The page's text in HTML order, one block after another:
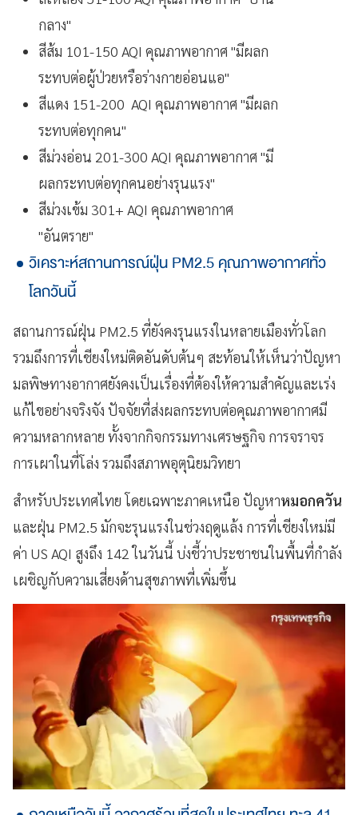
กลาง"
สีส้ม 101-150 AQI คุณภาพอากาศ "มีผลก
ระทบต่อผู้ป่วยหรือร่างกายอ่อนแอ"
สีแดง 151-200 AQI คุณภาพอากาศ "มีผลก
ระทบต่อทุกคน"
สีม่วงอ่อน 201-300 AQI คุณภาพอากาศ "มี
ผลกระทบต่อทุกคนอย่างรุนแรง"
สีม่วงเข้ม 301+ AQI คุณภาพอากาศ
"อันตราย"
วิเคราะห์สถานการณ์ฝุ่น PM2.5 คุณภาพอากาศทั่ว
โลกวันนี้
สถานการณ์ฝุ่น PM2.5 ที่ยังคงรุนแรงในหลายเมืองทั่วโลก
รวมถึงการที่เชียงใหม่ติดอันดับต้นๆ สะท้อนให้เห็นว่าปัญหา
มลพิษทางอากาศยังคงเป็นเรื่องที่ต้องให้ความสำคัญและเร่ง
แก้ไขอย่างจริงจัง ปัจจัยที่ส่งผลกระทบต่อคุณภาพอากาศมี
ความหลากหลาย ทั้งจากกิจกรรมทางเศรษฐกิจ การจราจร
การเผาในที่โล่ง รวมถึงสภาพอุตุนิยมวิทยา
สำหรับประเทศไทย โดยเฉพาะภาคเหนือ ปัญหาหมอกควัน
และฝุ่น PM2.5 มักจะรุนแรงในช่วงฤดูแล้ง การที่เชียงใหม่มี
ค่า US AQI สูงถึง 142 ในวันนี้ บ่งชี้ว่าประชาชนในพื้นที่กำลัง
เผชิญกับความเสี่ยงด้านสุขภาพที่เพิ่มขึ้น